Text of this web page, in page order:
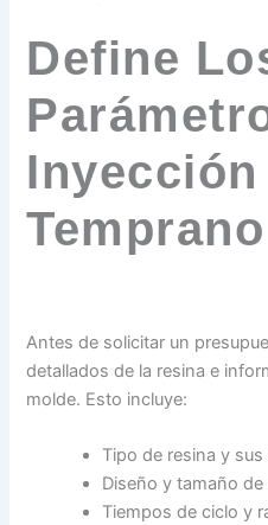
Define
Inyección
Temprano
Antes de solicitar un
detallados de la resina e
molde. Esto incluye:
Tipo de resina y
Diseño y tamaño
Tiempos de ciclo y